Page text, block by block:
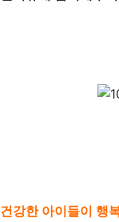
건강한 아이들이 행